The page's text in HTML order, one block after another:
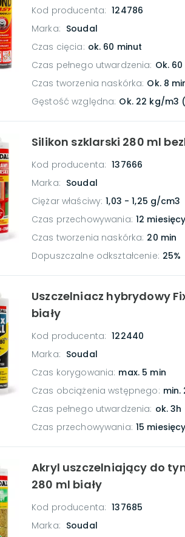
Kod producenta: 124786
Marka: Soudal
Czas cięcia: ok. 60 minut
Czas pełnego utwardzenia: Ok.
Czas tworzenia naskórka: Ok. 8
Gęstość względna: Ok. 22 kg/m3
Silikon szklarski 280 ml
Kod producenta: 137666
Marka: Soudal
Ciężar właściwy: 1,03 - 1,25 g/cm3
Czas przechowywania: 12 miesięcy
Czas tworzenia naskórka: 20 min
Dopuszczalne odkształcenie: 25%
Uszczelniacz hybrydowy
biały
Kod producenta: 122440
Marka: Soudal
Czas korygowania: max. 5 min
Czas obciążenia wstępnego: min.
Czas pełnego utwardzenia: ok. 3h
Czas przechowywania: 15 miesięcy
Akryl uszczelniający do
280 ml biały
Kod producenta: 137685
Marka: Soudal